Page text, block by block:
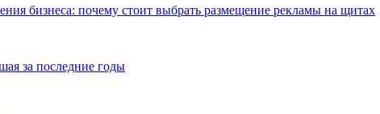
бизнеса: почему стоит выбрать размещение рекламы на щитах
за последние годы